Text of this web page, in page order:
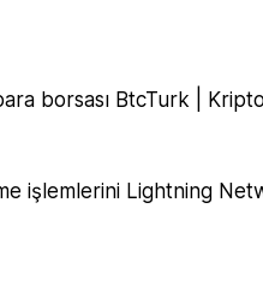
borsası BtcTurk |
işlemlerini Lightning